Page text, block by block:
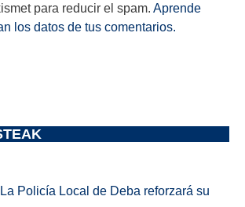
para reducir el spam. Aprende
los datos de tus comentarios.
La Policía Local de Deba reforzará su